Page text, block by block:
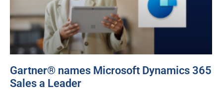
Gartner® names Microsoft Dynamics 365
Sales a Leader